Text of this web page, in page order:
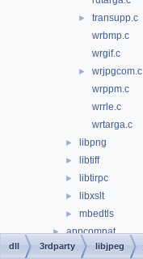
►
transupp.c
wrbmp.c
wrgif.c
►
wrjpgcom.c
wrppm.c
wrrle.c
wrtarga.c
► libpng
► libtiff
► libtirpc
► libxslt
► mbedtls
► appcompat
► cpl
dll 3rdparty libjpeg